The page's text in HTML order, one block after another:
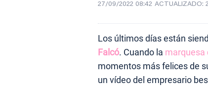
27/09/2022 08:42 ACTUALIZADO:
Los últimos días están
Falcó. Cuando la marquesa
momentos más felices de
un vídeo del empresario